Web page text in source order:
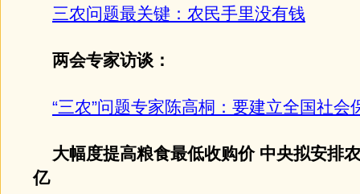
三农问题最关键：农民手里没有钱
两会专家访谈：
“三农”问题专家陈高桐：要建立全国社会
大幅度提高粮食最低收购价 中央拟安排
亿